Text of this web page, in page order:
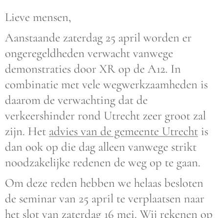
Lieve mensen,
Aanstaande zaterdag 25 april worden er
ongeregeldheden verwacht vanwege
demonstraties door XR op de A12. In
combinatie met vele wegwerkzaamheden is
daarom de verwachting dat de
verkeershinder rond Utrecht zeer groot zal
zijn. Het advies van de gemeente Utrecht is
dan ook op die dag alleen vanwege strikt
noodzakelijke redenen de weg op te gaan.
Om deze reden hebben we helaas besloten
de seminar van 25 april te verplaatsen naar
het slot van zaterdag 16 mei. Wij rekenen op